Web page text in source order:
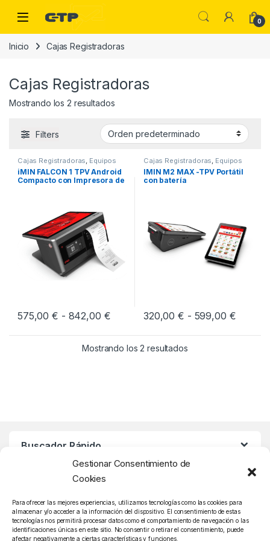
Gestionar Consentimiento de
Cookies
Para ofrecer las mejores experiencias, utilizamos tecnologías como las cookies para
almacenar y/o acceder a la información del dispositivo. El consentimiento de estas
tecnologías nos permitirá procesar datos como el comportamiento de navegación o las
identificaciones únicas en este sitio. No consentir o retirar el consentimiento, puede
afectar negativamente a ciertas características y funciones.
Saltar a la navegación
Saltar al contenido
Open 0
Inicio Cajas Registradoras
Cajas Registradoras
Mostrando los 2 resultados
Filters
Cajas Registradoras, Equipos
TPV,Packs TPV , TPV Todo En
Uno
iMIN FALCON 1 TPV Android
Compacto con Impresora de
575,00€ - 842,00 €Rango de precios: desde 575,00 €
Este producto tiene múltiples variantes. Las opciones se
Cajas Registradoras, Equipos
TPV,Packs TPV TPV Todo En
Uno
IMIN M2 MAX -TPV Portátil
con batería
320,00€ - 599,00 €Rango
Este producto tiene múltiples
Mostrando los 2 resultados
Buscador Rápido
Atención Cliente